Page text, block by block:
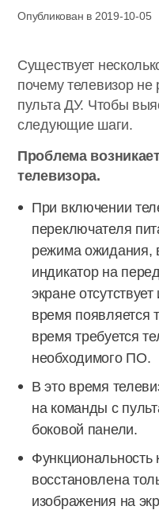
Опубликован в 2019-10-05
Существует
почему телевизор не
пульта ДУ. Чтобы
следующие шаги.
Проблема
телевизора.
При включении
переключателя
режима ожидания,
индикатор на
экране
время появляется
время требуется
необходимого ПО.
В это время
на команды с
боковой панели.
восстановлена
изображения на